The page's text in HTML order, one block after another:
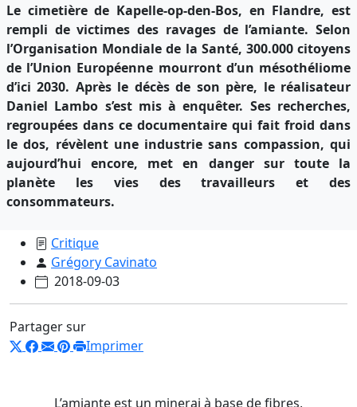
Le cimetière de Kapelle-op-den-Bos, en Flandre, est
rempli de victimes des ravages de l’amiante. Selon
l’Organisation Mondiale de la Santé, 300.000 citoyens
de l’Union Européenne mourront d’un mésothéliome
d’ici 2030. Après le décès de son père, le réalisateur
Daniel Lambo s’est mis à enquêter. Ses recherches,
regroupées dans ce documentaire qui fait froid dans
le dos, révèlent une industrie sans compassion, qui
aujourd’hui encore, met en danger sur toute la
planète les vies des travailleurs et des
consommateurs.
Critique
Grégory Cavinato
2018-09-03
Partager sur
Imprimer
L’amiante est un minerai à base de fibres,